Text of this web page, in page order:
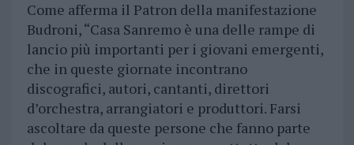
Come afferma il Patron della manifestazione
Budroni, “Casa Sanremo è una delle rampe di
lancio più importanti per i giovani emergenti,
che in queste giornate incontrano
discografici, autori, cantanti, direttori
d’orchestra, arrangiatori e produttori. Farsi
ascoltare da queste persone che fanno parte